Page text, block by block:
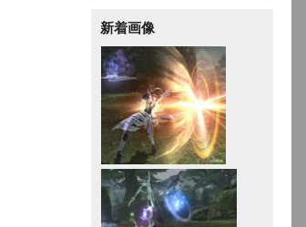
新着画像